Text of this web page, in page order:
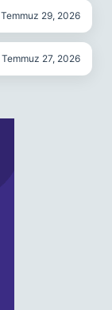
Temmuz 29, 2026
Temmuz 27, 2026